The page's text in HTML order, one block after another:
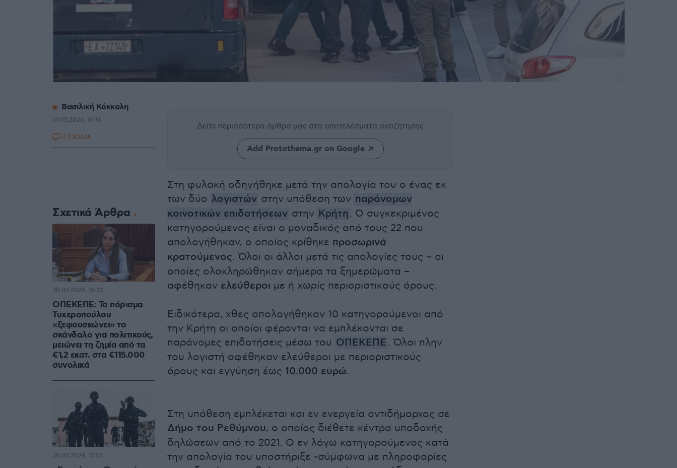
Δείτε περισσότερα άρθρα μας στα αποτελέσματα αναζήτησης
Add Protothema.gr on Google
Στη φυλακή οδηγήθηκε μετά την απολογία του ο ένας εκ
των δύο λογιστών στην υπόθεση των παράνομων
κοινοτικών επιδοτήσεων στην Κρήτη. Ο συγκεκριμένος
κατηγορούμενος είναι ο μοναδικός από τους 22 που
απολογήθηκαν, ο οποίος κρίθηκε προσωρινά
κρατούμενος. Όλοι οι άλλοι μετά τις απολογίες τους – οι
οποίες ολοκληρώθηκαν σήμερα τα ξημερώματα –
αφέθηκαν ελεύθεροι με ή χωρίς περιοριστικούς όρους.
Ειδικότερα, χθες απολογήθηκαν 10 κατηγορούμενοι από
την Κρήτη οι οποίοι φέρονται να εμπλέκονται σε
παράνομες επιδοτήσεις μέσω του ΟΠΕΚΕΠΕ. Όλοι πλην
του λογιστή αφέθηκαν ελεύθεροι με περιοριστικούς
όρους και εγγύηση έως 10.000 ευρώ.
Στη υπόθεση εμπλέκεται και εν ενεργεία αντιδήμαρχος σε
Δήμο του Ρεθύμνου, ο οποίος διέθετε κέντρα υποδοχής
δηλώσεων από το 2021. Ο εν λόγω κατηγορούμενος κατά
την απολογία του υποστήριξε -σύμφωνα με πληροφορίες
Βασιλική Κόκκαλη
31.05.2026, 10:16
7 ΣΧΟΛΙΑ
Σχετικά Άρθρα
ΟΠΕΚΕΠΕ: Το πόρισμα
Τυχεροπούλου
«ξεφουσκώνει» το
σκάνδαλο για πολιτικούς,
μειώνει τη ζημία από τα
€1,2 εκατ. στα €115.000
συνολικά
30.05.2026, 16:32
30.05.2026, 11:53